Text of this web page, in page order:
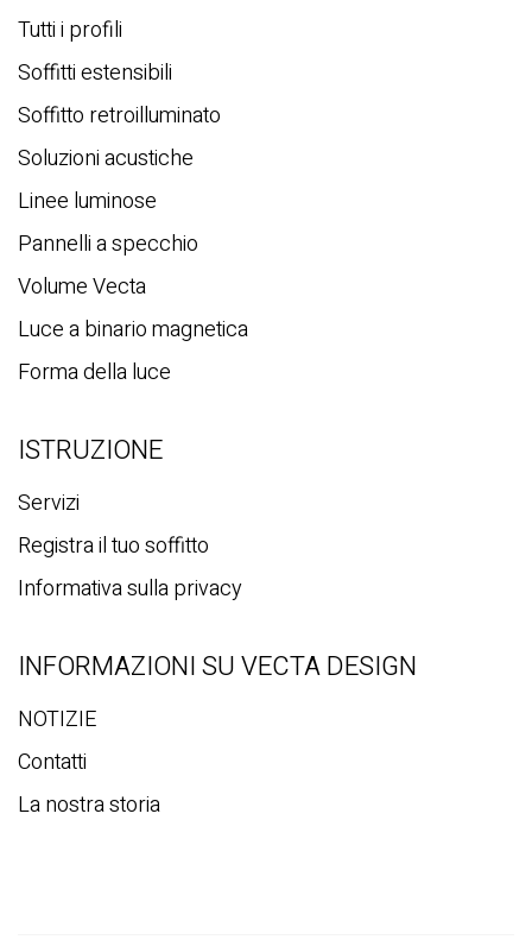
a
Tutti i profili
Soffitti estensibili
Soffitto retroilluminato
Soluzioni acustiche
Linee luminose
Pannelli a specchio
Volume Vecta
Luce a binario magnetica
Forma della luce
ISTRUZIONE
Servizi
Registra il tuo soffitto
Informativa sulla privacy
INFORMAZIONI SU VECTA DESIGN
NOTIZIE
Contatti
La nostra storia